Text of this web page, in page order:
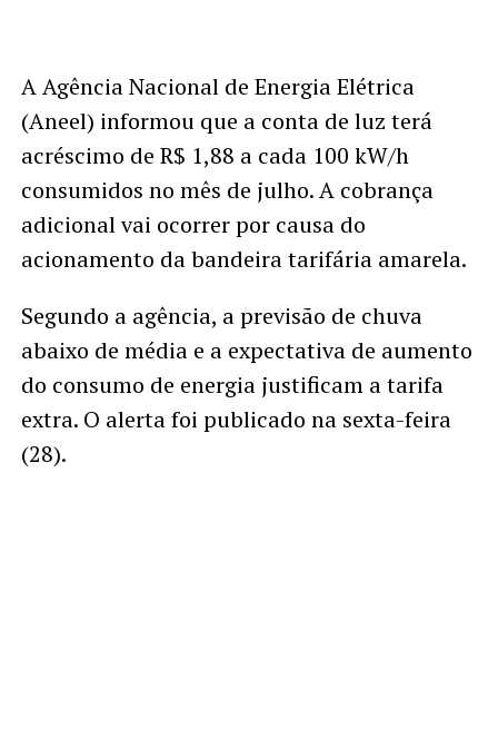
A Agência Nacional de Energia Elétrica
(Aneel) informou que a conta de luz terá
acréscimo de R$ 1,88 a cada 100 kW/h
consumidos no mês de julho. A cobrança
adicional vai ocorrer por causa do
acionamento da bandeira tarifária amarela.
Segundo a agência, a previsão de chuva
abaixo de média e a expectativa de aumento
do consumo de energia justificam a tarifa
extra. O alerta foi publicado na sexta-feira
(28).